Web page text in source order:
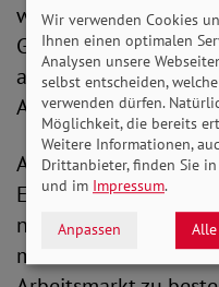
werde lebenslanges
auch einen
Altersarmut.
Auch Daniel Jung
Entwicklung in den
nötig sei, sich im
mehrfach neu zu
Wir verwenden Cookies
Ihnen einen optimalen
Analysen unsere
selbst entscheiden,
verwenden dürfen.
Möglichkeit, die bereits
Weitere Informationen,
Drittanbieter, finden Sie
und im Impressum.
Anpassen